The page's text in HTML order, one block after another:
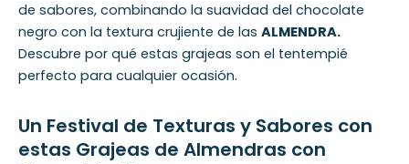
de sabores, combinando la suavidad del chocolate
negro con la textura crujiente de las ALMENDRA.
Descubre por qué estas grajeas son el tentempié
perfecto para cualquier ocasión.
Un Festival de Texturas y Sabores con
estas Grajeas de Almendras con